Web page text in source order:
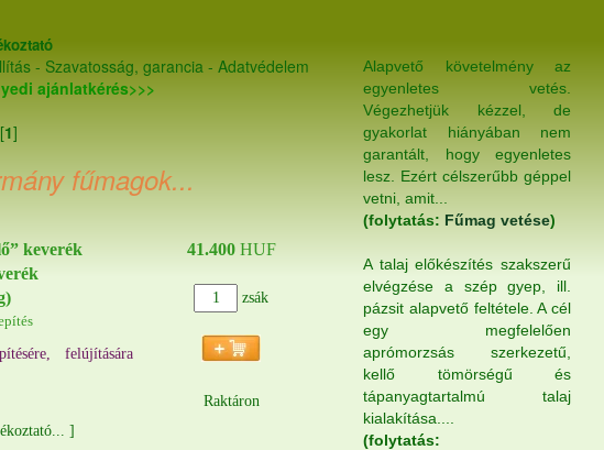
- Szavatosság, garancia- Adatvédelem
ajánlatkérés>>>
1]
fűmagok...
keverék
felújítására
]
41.400HUF
zsák
Raktáron
Alapvető követelmény az
egyenletes vetés.
Végezhetjük kézzel, de
gyakorlat hiányában nem
garantált, hogy egyenletes
lesz. Ezért célszerűbb géppel
vetni, amit...
(folytatás: Fűmag vetése)
A talaj előkészítés szakszerű
elvégzése a szép gyep, ill.
pázsit alapvető feltétele. A cél
egy megfelelően
aprómorzsás szerkezetű,
kellő tömörségű és
tápanyagtartalmú talaj
kialakítása....
(folytatás: